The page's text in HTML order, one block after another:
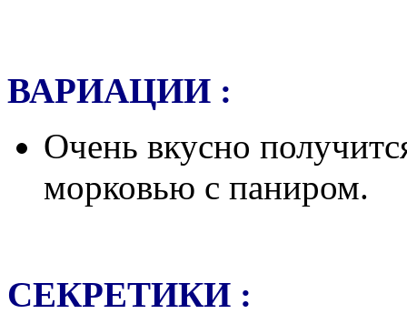
ВАРИАЦИИ :
Очень вкусно
морковью с паниром.
СЕКРЕТИКИ :